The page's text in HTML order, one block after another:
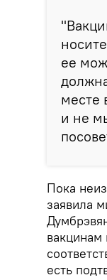
ее
месте
и не
Пока
заявила
вакцинам
есть